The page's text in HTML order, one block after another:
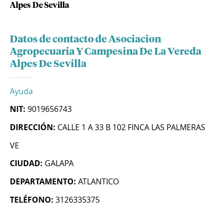
Alpes De Sevilla
Datos de contacto de Asociacion
Agropecuaria Y Campesina De La Vereda
Alpes De Sevilla
Ayuda
NIT: 9019656743
DIRECCIÓN: CALLE 1 A 33 B 102 FINCA LAS PALMERAS
VE
CIUDAD: GALAPA
DEPARTAMENTO: ATLANTICO
TELÉFONO: 3126335375